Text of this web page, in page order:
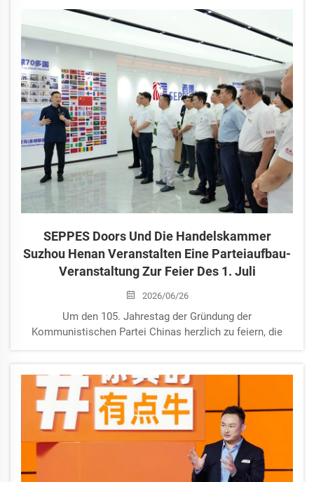
Schaffung von Exzellenz für eine neue Ära“ stand die
Konferenz...
SEPPES Doors Und Die Handelskammer
Suzhou Henan Veranstalten Eine Parteiaufbau-
Veranstaltung Zur Feier Des 1. Juli
2026/06/26
Um den 105. Jahrestag der Gründung der
Kommunistischen Partei Chinas herzlich zu feiern, die
zwischen der Handelskammer und den Unternehmen zu
fördern, organisierte der Parteizweig...